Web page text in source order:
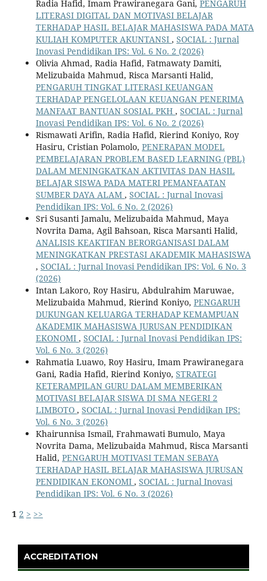
Radia Hafid, Imam Prawiranegara Gani, PENGARUH
LITERASI DIGITAL DAN MOTIVASI BELAJAR
TERHADAP HASIL BELAJAR MAHASISWA PADA MATA
KULIAH KOMPUTER AKUNTANSI , SOCIAL : Jurnal
Inovasi Pendidikan IPS: Vol. 6 No. 2 (2026)
Olivia Ahmad, Radia Hafid, Fatmawaty Damiti,
Melizubaida Mahmud, Risca Marsanti Halid,
PENGARUH TINGKAT LITERASI KEUANGAN
TERHADAP PENGELOLAAN KEUANGAN PENERIMA
MANFAAT BANTUAN SOSIAL PKH , SOCIAL : Jurnal
Inovasi Pendidikan IPS: Vol. 6 No. 2 (2026)
Rismawati Arifin, Radia Hafid, Rierind Koniyo, Roy
Hasiru, Cristian Polamolo, PENERAPAN MODEL
PEMBELAJARAN PROBLEM BASED LEARNING (PBL)
DALAM MENINGKATKAN AKTIVITAS DAN HASIL
BELAJAR SISWA PADA MATERI PEMANFAATAN
SUMBER DAYA ALAM , SOCIAL : Jurnal Inovasi
Pendidikan IPS: Vol. 6 No. 2 (2026)
Sri Susanti Jamalu, Melizubaida Mahmud, Maya
Novrita Dama, Agil Bahsoan, Risca Marsanti Halid,
ANALISIS KEAKTIFAN BERORGANISASI DALAM
MENINGKATKAN PRESTASI AKADEMIK MAHASISWA
, SOCIAL : Jurnal Inovasi Pendidikan IPS: Vol. 6 No. 3
(2026)
Intan Lakoro, Roy Hasiru, Abdulrahim Maruwae,
Melizubaida Mahmud, Rierind Koniyo, PENGARUH
DUKUNGAN KELUARGA TERHADAP KEMAMPUAN
AKADEMIK MAHASISWA JURUSAN PENDIDIKAN
EKONOMI , SOCIAL : Jurnal Inovasi Pendidikan IPS:
Vol. 6 No. 3 (2026)
Rahmatia Luawo, Roy Hasiru, Imam Prawiranegara
Gani, Radia Hafid, Rierind Koniyo, STRATEGI
KETERAMPILAN GURU DALAM MEMBERIKAN
MOTIVASI BELAJAR SISWA DI SMA NEGERI 2
LIMBOTO , SOCIAL : Jurnal Inovasi Pendidikan IPS:
Vol. 6 No. 3 (2026)
Khairunnisa Ismail, Frahmawati Bumulo, Maya
Novrita Dama, Melizubaida Mahmud, Risca Marsanti
Halid, PENGARUH MOTIVASI TEMAN SEBAYA
TERHADAP HASIL BELAJAR MAHASISWA JURUSAN
PENDIDIKAN EKONOMI , SOCIAL : Jurnal Inovasi
Pendidikan IPS: Vol. 6 No. 3 (2026)
1 2 > >>
ACCREDITATION